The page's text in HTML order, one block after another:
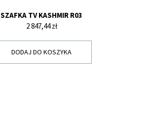
SZAFKA TV KASHMIR R03
Cena
2 847,44 zł
DODAJ DO KOSZYKA